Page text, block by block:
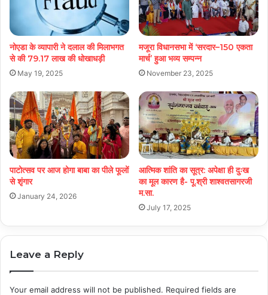
नोएडा के व्यापारी ने दलाल की मिलाभगत
से की 79.17 लाख की धोखाधड़ी
May 19, 2025
मजूरा विधानसभा में ‘सरदार–150 एकता
मार्च’ हुआ भव्य सम्पन्न
November 23, 2025
पाटोत्सव पर आज होगा बाबा का पीले फूलों
से शृंगार
January 24, 2026
आत्मिक शांति का सूत्र: अपेक्षा ही दुःख
का मूल कारण है- पू.श्री शाश्वतसागरजी
म.सा.
July 17, 2025
Leave a Reply
Your email address will not be published. Required fields are